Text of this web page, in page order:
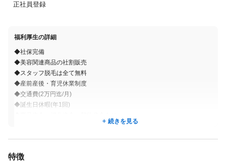
正社員登録
福利厚生の詳細
◆社保完備
◆美容関連商品の社割販売
◆スタッフ脱毛は全て無料
◆産前産後・育児休業制度
◆交通費(2万円迄/月)
◆誕生日休暇(年1回)
◆住宅手当
続きを見る
特徴